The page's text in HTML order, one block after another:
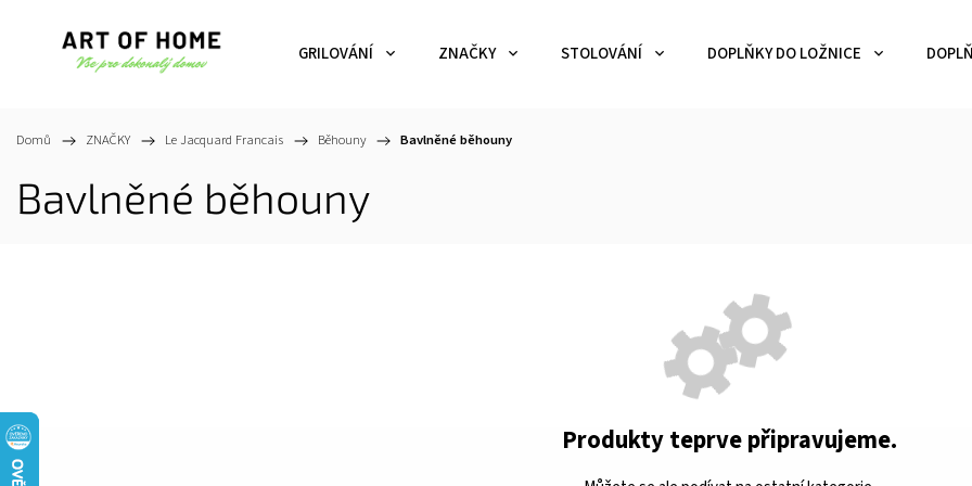
GRILOVÁNÍ ZNAČKY STOLOVÁNÍ DOPLŇKY DO LOŽNICE
Domů / ZNAČKY / Le Jacquard Francais / Běhouny / Bavlněné běhouny
Bavlněné běhouny
Produkty teprve připravujeme.